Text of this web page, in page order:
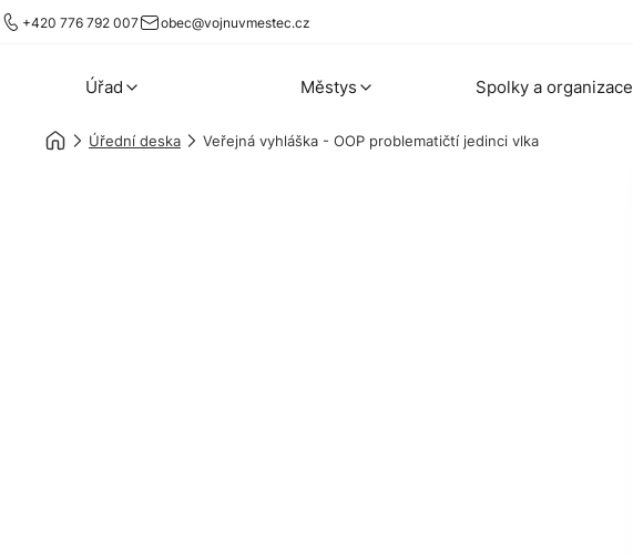
+420 776 792 007 obec@vojnuvmestec.cz
Úřad Městys Spolky a organizace
Úřední deska Veřejná vyhláška - OOP problematičtí jedinci vlka